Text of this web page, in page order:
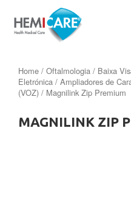
Home / Oftalmologia / Baixa
Eletrónica / Ampliadores de
(VOZ) / Magnilink Zip Premium
MAGNILINK ZIP